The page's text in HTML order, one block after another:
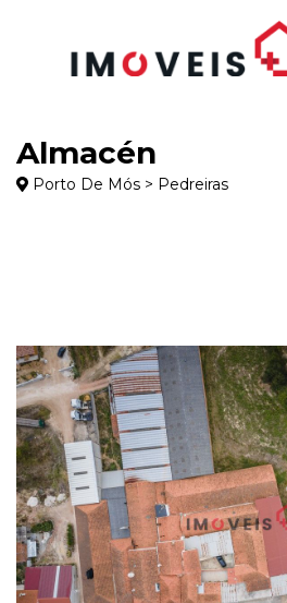
Almacén
Porto De Mós > Pedreiras